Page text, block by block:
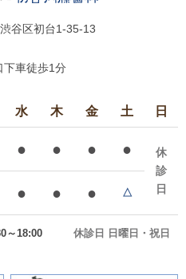
谷区初台1-35-13
下車徒歩1分
水 木 金 土 日
● ● ● ●
休
診
日
● ● ● △
～18:00 休診日 日曜日・祝日